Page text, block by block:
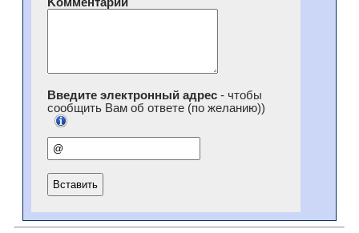
Введите электронный адрес- чтобы
сообщить Вам об ответе (по желанию))